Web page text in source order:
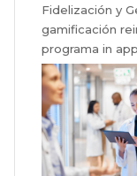
Fidelización y
gamificación
programa in